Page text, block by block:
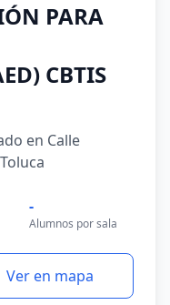
PARA
CBTIS
en Calle
-
Alumnos por sala
Ver en mapa